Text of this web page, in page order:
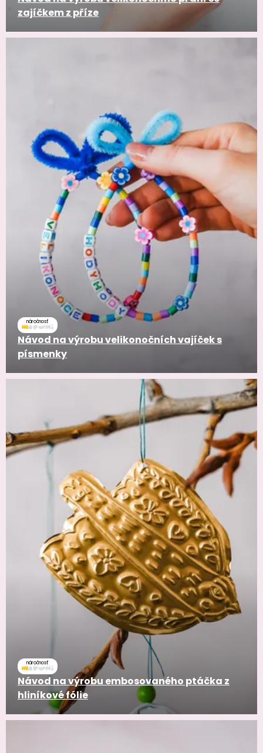
zajíčkem z příze
náročnosť
Návod na výrobu velikonočních vajíček s
písmenky
náročnosť
Návod na výrobu embosovaného ptáčka z
hliníkové fólie